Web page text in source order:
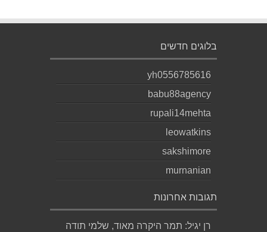
בלוגים חדשים
yh0556785616
babu88agency
rupali14mehta
leowatkins
sakshimore
murnanian
תגובות אחרונות
רן יגיל: תמר היקרה מאוד, שלמי תודה